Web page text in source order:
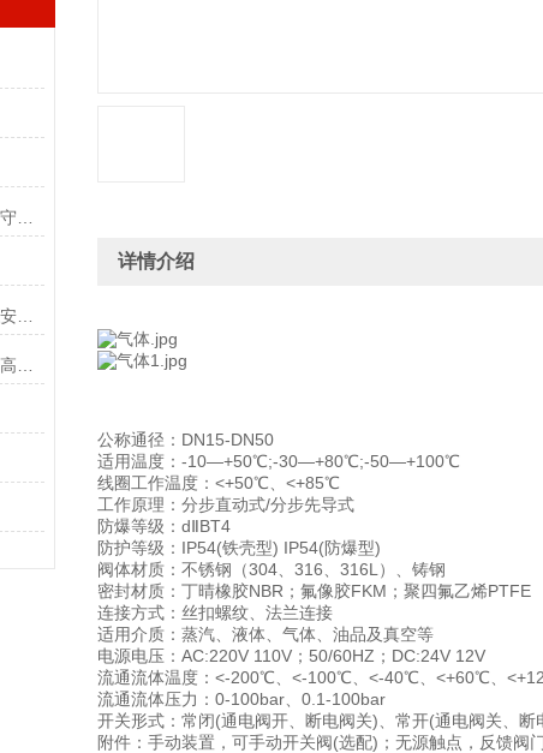
煤气天然气电磁阀：精准守护能源安全的“调控卫士”
详情介绍
公称通径：DN15-DN50
适用温度：-10—+50℃;-30—+80℃;-50—+100℃
线圈工作温度：<+50℃、<+85℃
工作原理：分步直动式/分步先导式
防爆等级：dⅡBT4
防护等级：IP54(铁壳型) IP54(防爆型)
阀体材质：不锈钢（304、316、316L）、铸钢
密封材质：丁晴橡胶NBR；氟像胶FKM；聚四氟乙烯PTFE
连接方式：丝扣螺纹、法兰连接
适用介质：蒸汽、液体、气体、油品及真空等
电源电压：AC:220V 110V；50/60HZ；DC:24V 12V
流通流体温度：<-200℃、<-100℃、<-40℃、<+60℃、
流通流体压力：0-100bar、0.1-100bar
开关形式：常闭(通电阀开、断电阀关)、常开(通电阀关、断
附件：手动装置，可手动开关阀(选配)；无源触点，反馈阀